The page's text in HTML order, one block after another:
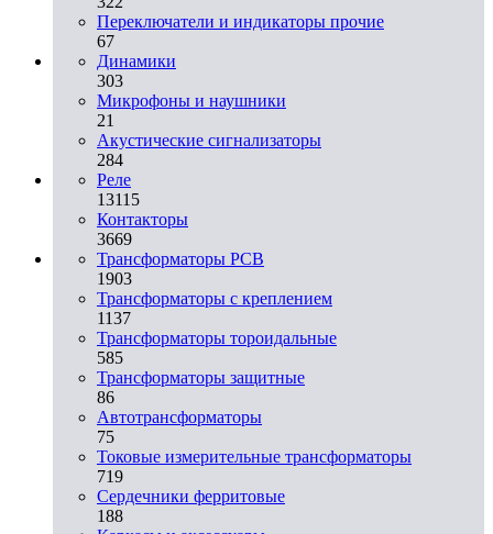
Переключатели и индикаторы прочие
67
Динамики
303
Микрофоны и наушники
21
Акустические сигнализаторы
284
Реле
13115
Контакторы
3669
Трансформаторы PCB
1903
Трансформаторы с креплением
1137
Трансформаторы тороидальные
585
Трансформаторы защитные
86
Автотрансформаторы
75
Токовые измерительные трансформаторы
719
Сердечники ферритовые
188